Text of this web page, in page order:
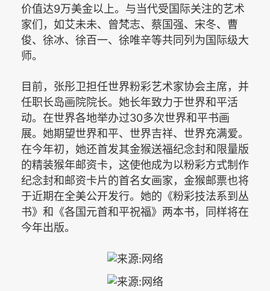
价值达9万美金以上。与当代受国际关注的艺术
家们，如艾未未、曾梵志、蔡国强、宋冬、曹
俊、徐冰、徐百一、徐唯辛等共同列为国际级大
师。
目前，张彤卫担任世界粉彩艺术家协会主席，并
任职长岛画院院长。她长年致力于世界和平活
动。在世界各地举办过30多次世界和平书画
展。她期望世界和平、世界吉祥、世界充满爱。
在今年初，她还首发其金猴送福纪念封和限量版
的精装猴年邮资卡，这使他成为以粉彩方式制作
纪念封和邮资卡片的首名女画家，金猴邮票也将
于近期在全美公开发行。她的《粉彩技法系到丛
书》和《各国元首和平祝福》两本书，同样将在
今年出版。